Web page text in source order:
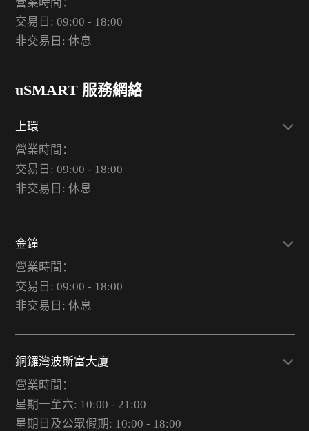
營業時間：
交易日: 09:00 - 18:00
非交易日: 休息
uSMART 服務網絡
上環
營業時間：
交易日: 09:00 - 18:00
非交易日: 休息
金鐘
營業時間：
交易日: 09:00 - 18:00
非交易日: 休息
銅鑼灣波斯富大廈
營業時間：
星期一至六: 10:00 - 21:00
星期日及公眾假期: 10:00 - 18:00